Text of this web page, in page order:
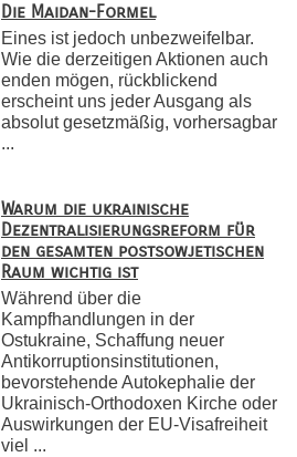
Die Maidan-Formel
Eines ist jedoch unbezweifelbar.
Wie die derzeitigen Aktionen auch
enden mögen, rückblickend
erscheint uns jeder Ausgang als
absolut gesetzmäßig, vorhersagbar
...
Warum die ukrainische
Dezentralisierungsreform für
den gesamten postsowjetischen
Raum wichtig ist
Während über die
Kampfhandlungen in der
Ostukraine, Schaffung neuer
Antikorruptionsinstitutionen,
bevorstehende Autokephalie der
Ukrainisch-Orthodoxen Kirche oder
Auswirkungen der EU-Visafreiheit
viel ...